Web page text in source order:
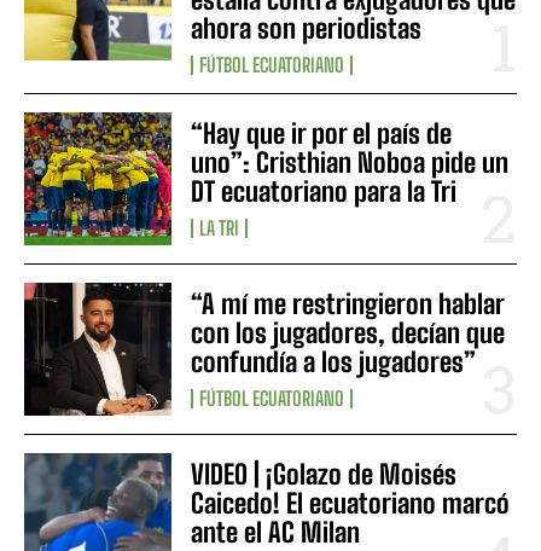
ahora son periodistas
FÚTBOL ECUATORIANO
“Hay que ir por el país de
uno”: Cristhian Noboa pide un
DT ecuatoriano para la Tri
LA TRI
“A mí me restringieron hablar
con los jugadores, decían que
confundía a los jugadores”
FÚTBOL ECUATORIANO
VIDEO | ¡Golazo de Moisés
Caicedo! El ecuatoriano marcó
ante el AC Milan